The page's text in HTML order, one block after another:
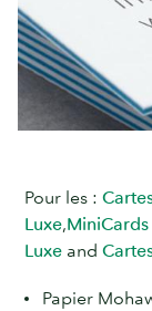
Pour les :
Luxe,MiniCards
Luxe and
Papier